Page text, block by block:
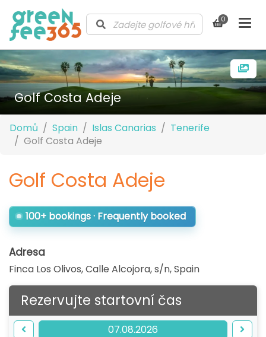
0
Golf Costa Adeje
Domů Spain Islas Canarias
Tenerife
Golf Costa Adeje
Golf Costa Adeje
100+ bookings · Frequently booked
Adresa
Finca Los Olivos, Calle Alcojora, s/n,Spain
Rezervujte startovní čas
07.08.2026